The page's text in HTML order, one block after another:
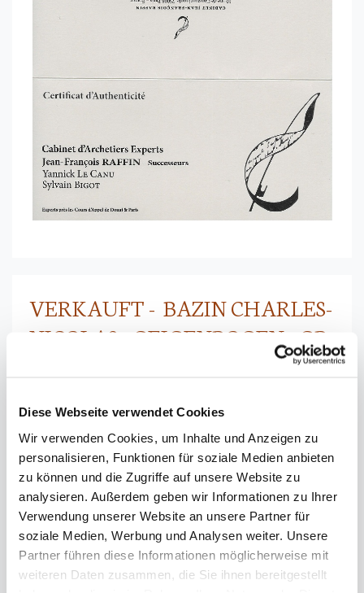
Diese Webseite verwendet Cookies
Wir verwenden Cookies, um Inhalte und Anzeigen zu
personalisieren, Funktionen für soziale Medien anbieten
zu können und die Zugriffe auf unsere Website zu
analysieren. Außerdem geben wir Informationen zu Ihrer
Verwendung unserer Website an unsere Partner für
soziale Medien, Werbung und Analysen weiter. Unsere
Partner führen diese Informationen möglicherweise mit
weiteren Daten zusammen, die Sie ihnen bereitgestellt
VERKAUFT - BAZIN CHARLES-
NICOLAS - GEIGENBOGEN - GB-
Nicolas Bazin
mit Original-Brandstempel C BAZIN
Runde Stange aus schönem, rot-braunem Fernambuk.
Ebenholzfrosch mit Perlmuttauge.
Modell Vuillaume.
3-teiliges Beinchen.